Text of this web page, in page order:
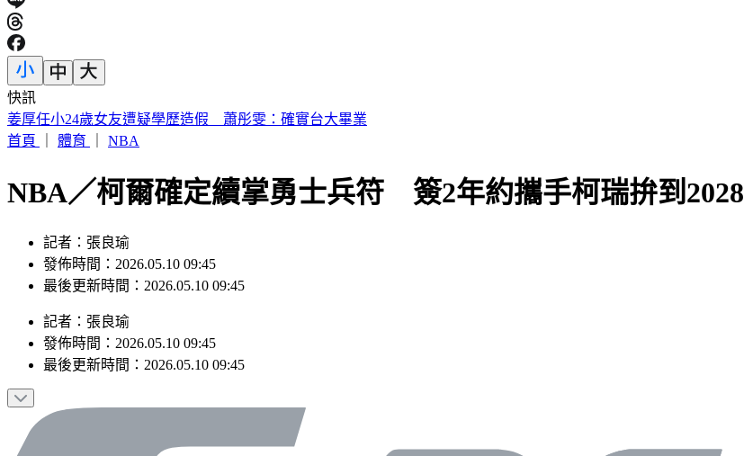
快訊
姜厚任小24歲女友遭疑學歷造假 蕭彤雯：確實台大畢業
首頁
體育 NBA
NBA／柯爾確定續掌勇士兵符 簽2年約攜手柯瑞拚到2028
記者：張良瑜
發佈時間：2026.05.10 09:45
最後更新時間：2026.05.10 09:45
記者 ： 張良瑜
發佈時間： 2026.05.10 09:45
最後更新時間： 2026.05.10 09:45